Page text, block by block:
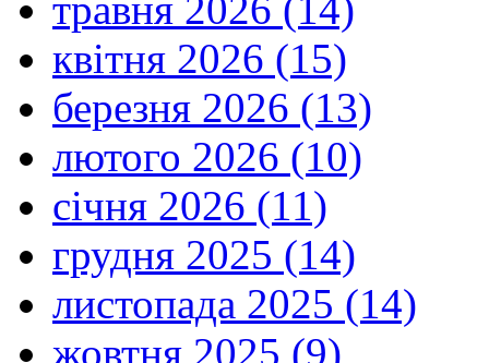
квітня 2026 (15)
березня 2026 (13)
лютого 2026 (10)
січня 2026 (11)
грудня 2025 (14)
листопада 2025 (14)
жовтня 2025 (9)